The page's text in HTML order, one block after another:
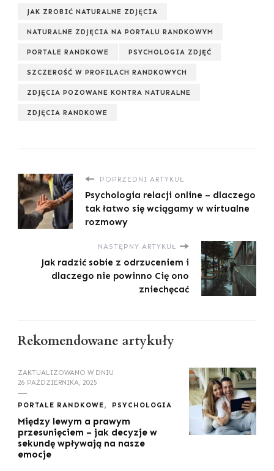
JAK ZROBIĆ NATURALNE ZDJĘCIA
NATURALNE ZDJĘCIA NA PORTALU RANDKOWYM
PORTALE RANDKOWE PSYCHOLOGIA ZDJĘĆ
SZCZEROŚĆ W PROFILACH RANDKOWYCH
ZDJĘCIA POZOWANE KONTRA NATURALNE
ZDJĘCIA RANDKOWE
POPRZEDNI ARTYKUŁ
Psychologia relacji online – dlaczego
tak łatwo się wciągamy w wirtualne
rozmowy
NASTĘPNY ARTYKUŁ
Jak radzić sobie z odrzuceniem i
dlaczego nie powinno Cię ono
zniechęcać
Rekomendowane artykuły
ZAKTUALIZOWANO W DNIU
26 PAŹDZIERNIKA, 2025
PORTALE RANDKOWE PSYCHOLOGIA
Między lewym a prawym
przesunięciem – jak decyzje w
sekundę wpływają na nasze
emocje